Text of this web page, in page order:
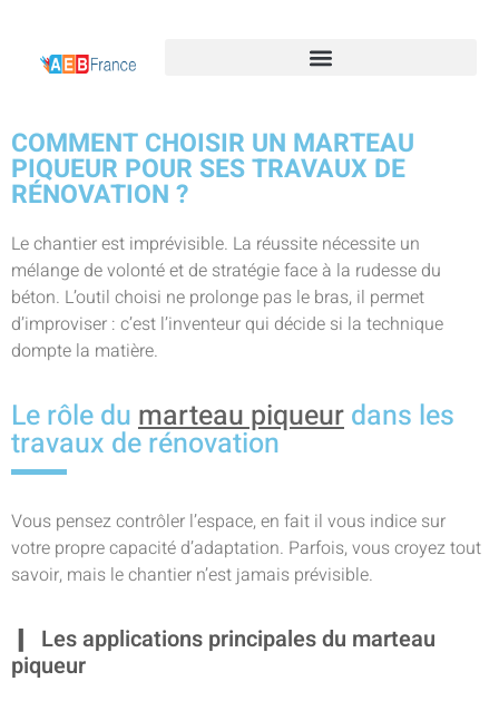
COMMENT CHOISIR UN MARTEAU
PIQUEUR POUR SES TRAVAUX DE
RÉNOVATION ?
Le chantier est imprévisible. La réussite nécessite un
mélange de volonté et de stratégie face à la rudesse du
béton. L’outil choisi ne prolonge pas le bras, il permet
d’improviser : c’est l’inventeur qui décide si la technique
dompte la matière.
Le rôle dumarteau piqueurdans les
travaux de rénovation
Vous pensez contrôler l’espace, en fait il vous indice sur
votre propre capacité d’adaptation. Parfois, vous croyez tout
savoir, mais le chantier n’est jamais prévisible.
Les applications principales du marteau
piqueur